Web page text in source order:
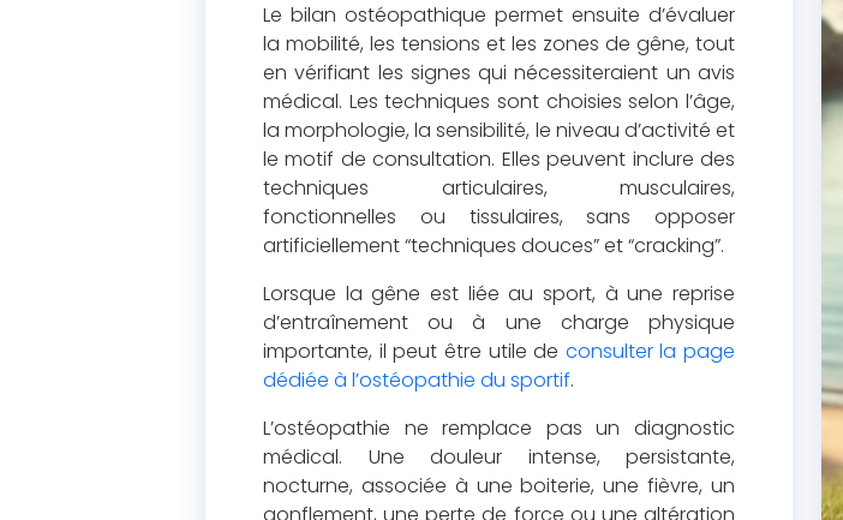
Le bilan ostéopathique permet ensuite d’évaluer
la mobilité, les tensions et les zones de gêne, tout
en vérifiant les signes qui nécessiteraient un avis
médical. Les techniques sont choisies selon l’âge,
la morphologie, la sensibilité, le niveau d’activité et
le motif de consultation. Elles peuvent inclure des
techniques articulaires, musculaires,
fonctionnelles ou tissulaires, sans opposer
artificiellement “techniques douces” et “cracking”.
Lorsque la gêne est liée au sport, à une reprise
d’entraînement ou à une charge physique
importante, il peut être utile de consulter la page
dédiée à l’ostéopathie du sportif.
L’ostéopathie ne remplace pas un diagnostic
médical. Une douleur intense, persistante,
nocturne, associée à une boiterie, une fièvre, un